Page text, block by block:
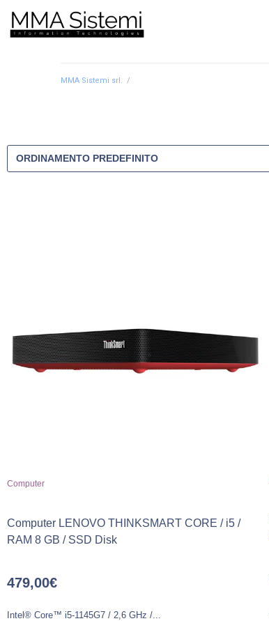
MMA Sistemi srl. /
Computer
Computer LENOVO THINKSMART CORE / i5 /
RAM 8 GB / SSD Disk
479,00€
Intel® Core™ i5-1145G7 / 2,6 GHz /...